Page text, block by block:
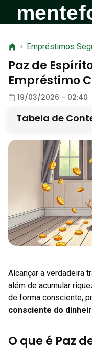
> Empréstimos
Paz de
Empréstimo
19/03/2026 - 02:40
Tabela de
Alcançar a verdadeira
além de acumular
de forma consciente,
consciente do
O que é Paz